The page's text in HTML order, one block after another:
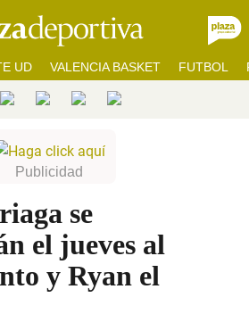
UD VALENCIA BASKET FUTBOL
se
el jueves al
y Ryan el